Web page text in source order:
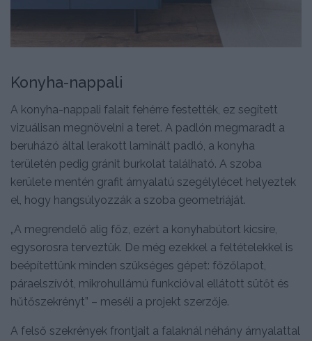
Konyha-nappali
A konyha-nappali falait fehérre festették, ez segített
vizuálisan megnövelni a teret. A padlón megmaradt a
beruházó által lerakott laminált padló, a konyha
területén pedig gránit burkolat található. A szoba
kerülete mentén grafit árnyalatú szegélylécet helyeztek
el, hogy hangsúlyozzák a szoba geometriáját.
„A megrendelő alig főz, ezért a konyhabútort kicsire,
egysorosra terveztük. De még ezekkel a feltételekkel is
beépítettünk minden szükséges gépet: főzőlapot,
páraelszívót, mikrohullámú funkcióval ellátott sütőt és
hűtőszekrényt” – meséli a projekt szerzője.
A felső szekrények frontjait a falaknál néhány árnyalattal